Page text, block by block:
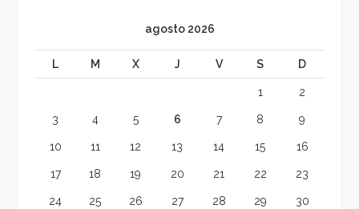
agosto 2026
L M X J V S D
1 2
3 4 5 6 7 8 9
10 11 12 13 14 15 16
17 18 19 20 21 22 23
24 25 26 27 28 29 30